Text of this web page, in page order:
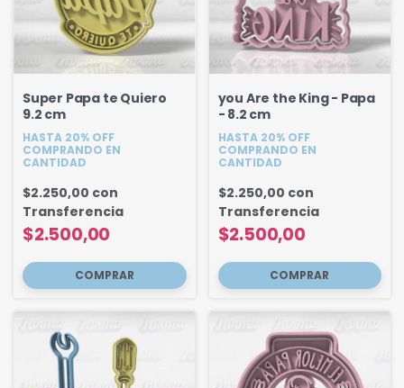
Super Papa te Quiero
9.2 cm
HASTA 20% OFF
COMPRANDO EN
CANTIDAD
$2.500,00
$2.250,00 con
Transferencia
you Are the King - Papa
- 8.2 cm
HASTA 20% OFF
COMPRANDO EN
CANTIDAD
$2.500,00
$2.250,00 con
Transferencia